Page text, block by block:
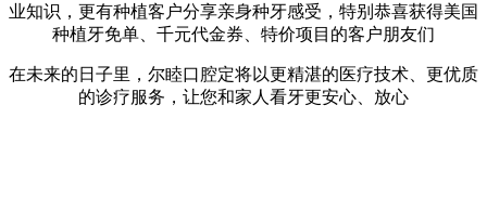
业知识，更有种植客户分享亲身种牙感受，特别恭喜获得美国
种植牙免单、千元代金券、特价项目的客户朋友们
在未来的日子里，尔睦口腔定将以更精湛的医疗技术、更优质
的诊疗服务，让您和家人看牙更安心、放心